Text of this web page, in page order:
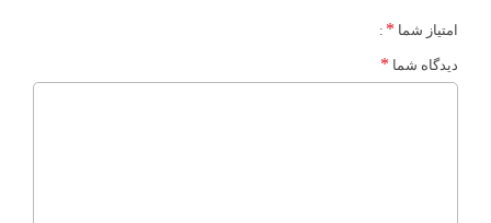
امتیاز شما *
دیدگاه شما *